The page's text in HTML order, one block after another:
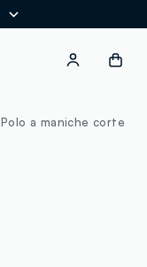
Polo a maniche corte